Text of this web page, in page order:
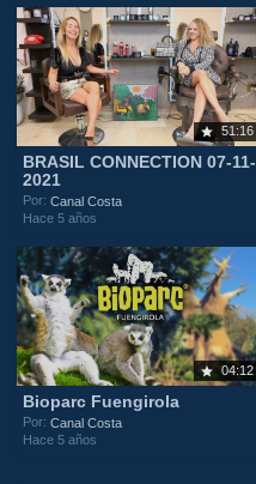
51:16
BRASIL CONNECTION 07-11-
2021
Por:Canal Costa
Hace 5 años
04:12
Bioparc Fuengirola
Por:Canal Costa
Hace 5 años